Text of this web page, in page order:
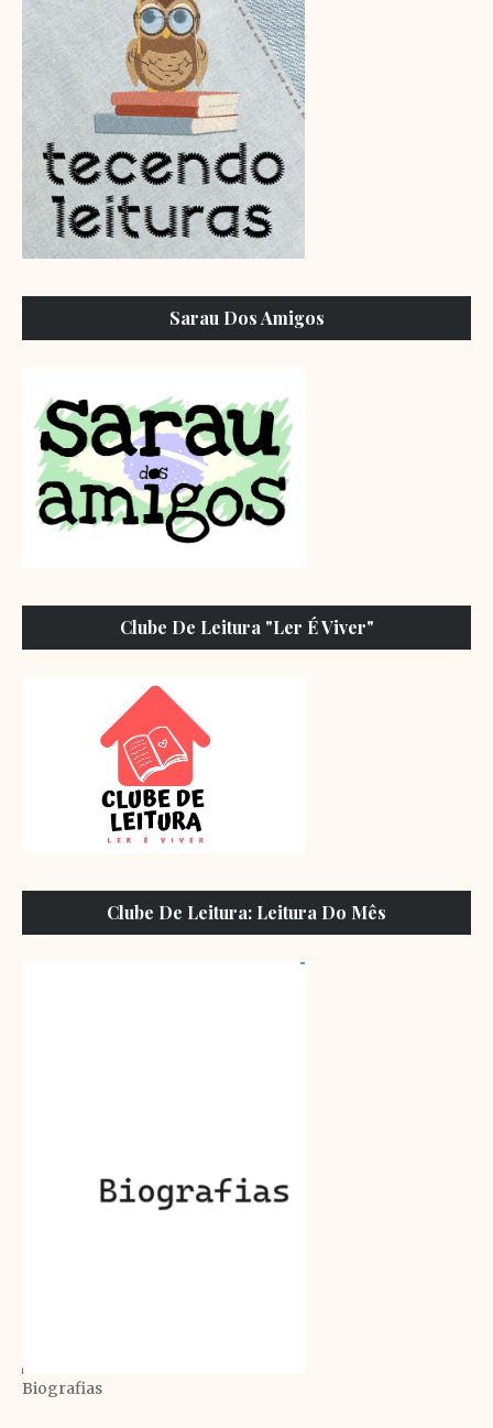
Sarau Dos Amigos
Clube De Leitura "Ler É Viver"
Clube De Leitura: Leitura Do Mês
Biografias